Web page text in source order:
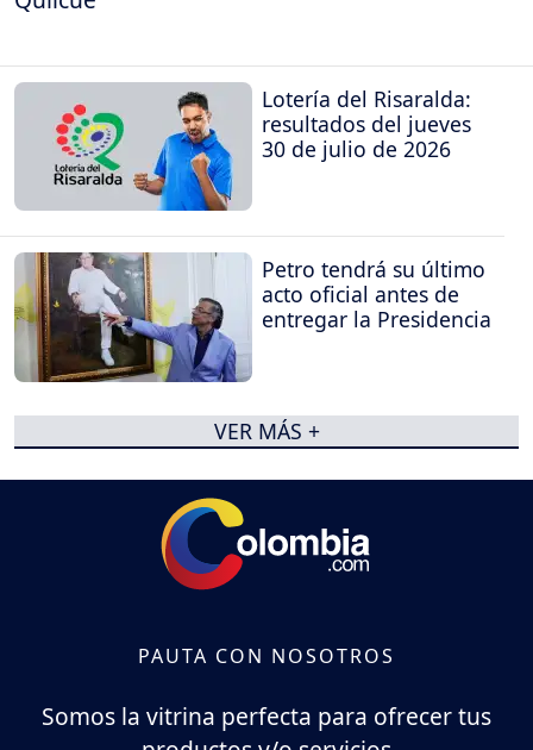
Lotería del Risaralda:
resultados del jueves
30 de julio de 2026
Petro tendrá su último
acto oficial antes de
entregar la Presidencia
VER MÁS +
PAUTA CON NOSOTROS
Somos la vitrina perfecta para ofrecer tus